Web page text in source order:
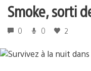
Smoke, sorti
0 0 2